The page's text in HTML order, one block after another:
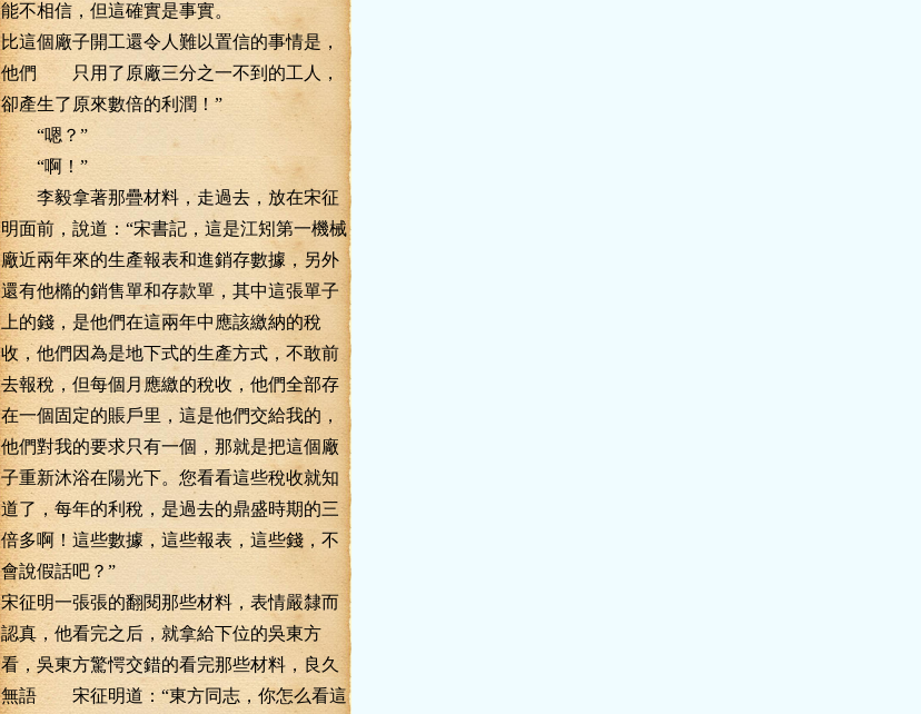
能不相信，但這確實是事實。
比這個廠子開工還令人難以置信的事情是，
他們 只用了原廠三分之一不到的工人，
卻產生了原來數倍的利潤！”
“嗯？”
“啊！”
李毅拿著那疊材料，走過去，放在宋征
明面前，說道：“宋書記，這是江矧第一機械
廠近兩年來的生產報表和進銷存數據，另外
還有他橢的銷售單和存款單，其中這張單子
上的錢，是他們在這兩年中應該繳納的稅
收，他們因為是地下式的生產方式，不敢前
去報稅，但每個月應繳的稅收，他們全部存
在一個固定的賬戶里，這是他們交給我的，
他們對我的要求只有一個，那就是把這個廠
子重新沐浴在陽光下。您看看這些稅收就知
道了，每年的利稅，是過去的鼎盛時期的三
倍多啊！這些數據，這些報表，這些錢，不
會說假話吧？”
宋征明一張張的翻閱那些材料，表情嚴隸而
認真，他看完之后，就拿給下位的吳東方
看，吳東方驚愕交錯的看完那些材料，良久
無語 宋征明道：“東方同志，你怎么看這